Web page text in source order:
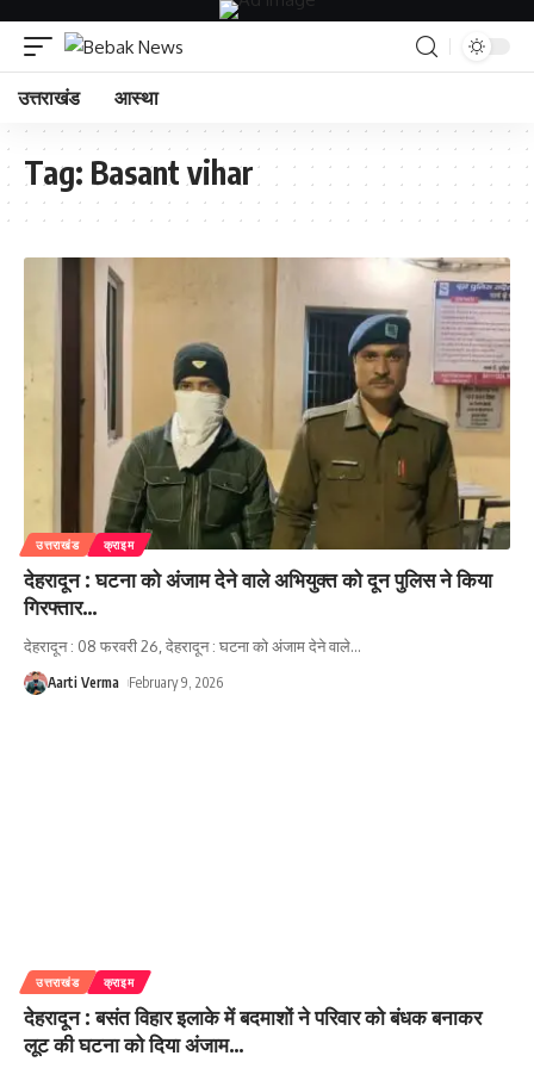
उत्तराखंड आस्था
Tag: Basant vihar
उत्तराखंड क्राइम
देहरादून : घटना को अंजाम देने वाले अभियुक्त को दून पुलिस ने किया
गिरफ्तार…
देहरादून : 08 फरवरी 26, देहरादून : घटना को अंजाम देने वाले…
Aarti Verma February 9, 2026
उत्तराखंड क्राइम
देहरादून : बसंत विहार इलाके में बदमाशों ने परिवार को बंधक बनाकर
लूट की घटना को दिया अंजाम…